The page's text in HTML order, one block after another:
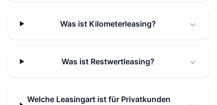
Was ist Kilometerleasing?
Was ist Restwertleasing?
Welche Leasingart ist für Privatkunden